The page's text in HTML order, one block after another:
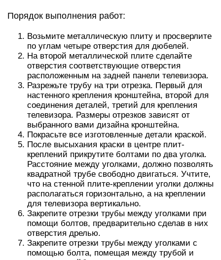
Порядок выполнения работ:
Возьмите металлическую плиту и просверлите
по углам четыре отверстия для дюбелей.
На второй металлической плите сделайте
отверстия соответствующие отверстия
расположенным на задней панели телевизора.
Разрежьте трубу на три отрезка. Первый для
настенного крепления кронштейна, второй для
соединения деталей, третий для крепления
телевизора. Размеры отрезков зависят от
выбранного вами дизайна кронштейна.
Покрасьте все изготовленные детали краской.
После высыхания краски в центре плит-
креплений прикрутите болтами по два уголка.
Расстояние между уголками, должно позволять
квадратной трубе свободно двигаться. Учтите,
что на стенной плите-креплении уголки должны
располагаться горизонтально, а на креплении
для телевизора вертикально.
Закрепите отрезки трубы между уголками при
помощи болтов, предварительно сделав в них
отверстия дрелью.
Закрепите отрезки трубы между уголками с
помощью болта, помещая между трубой и